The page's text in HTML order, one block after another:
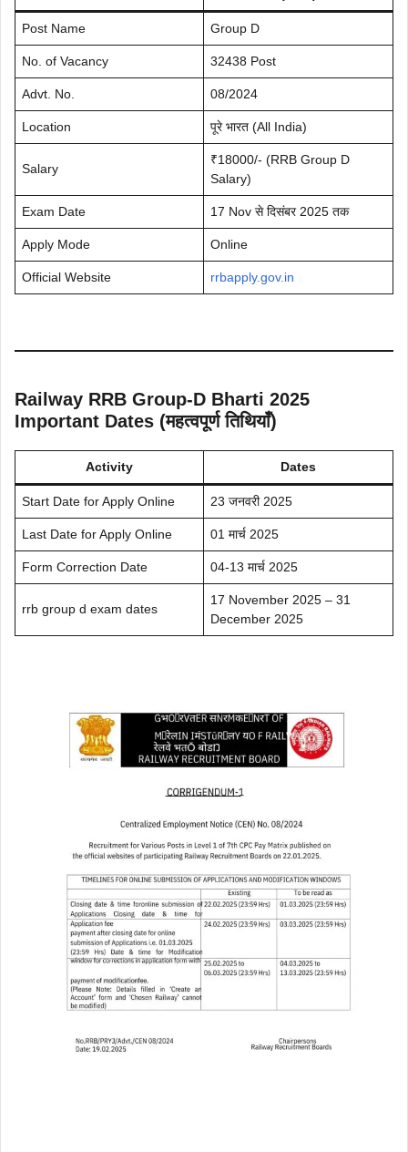
Post Name Group D
No. of Vacancy 32438 Post
Advt. No. 08/2024
Location पूरे भारत (All India)
Salary
₹18000/- (RRB Group D
Salary)
Exam Date 17 Nov से दिसंबर 2025 तक
Apply Mode Online
Official Website rrbapply.gov.in
Railway RRB Group-D Bharti 2025
Important Dates (महत्वपूर्ण तिथियाँ)
Activity Dates
Start Date for Apply Online 23 जनवरी 2025
Last Date for Apply Online 01 मार्च 2025
Form Correction Date 04-13 मार्च 2025
rrb group d exam dates
17 November 2025 – 31
December 2025